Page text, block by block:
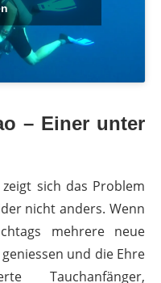
– Einer unter
sich das Problem
nicht anders. Wenn
mehrere neue
und die Ehre
Tauchanfänger,